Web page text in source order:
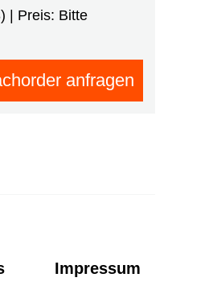
| Preis: Bitte
anfragen
Impressum